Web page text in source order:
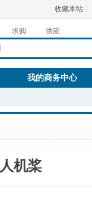
收藏本站
求购 供应
我的商务中心
机桨